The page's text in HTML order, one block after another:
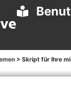
> Skript für Ihre